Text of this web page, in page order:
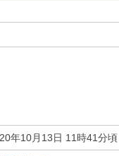
年10月13日 11時41分頃